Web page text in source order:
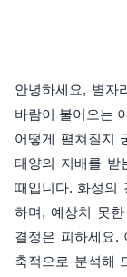
안녕하세요, 별자
바람이 불어오는
어떻게 펼쳐질지
태양의 지배를 받
때입니다. 화성의
하며, 예상치 못
결정은 피하세요.
축적으로 분석해